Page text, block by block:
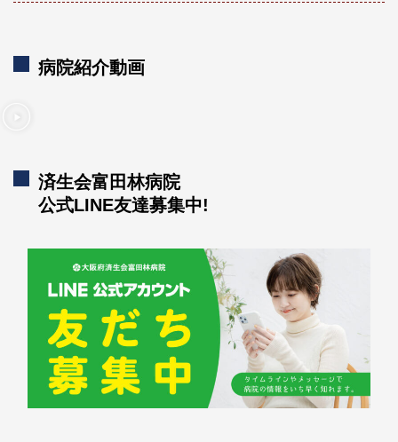
病院紹介動画
済生会富田林病院
公式LINE友達募集中!